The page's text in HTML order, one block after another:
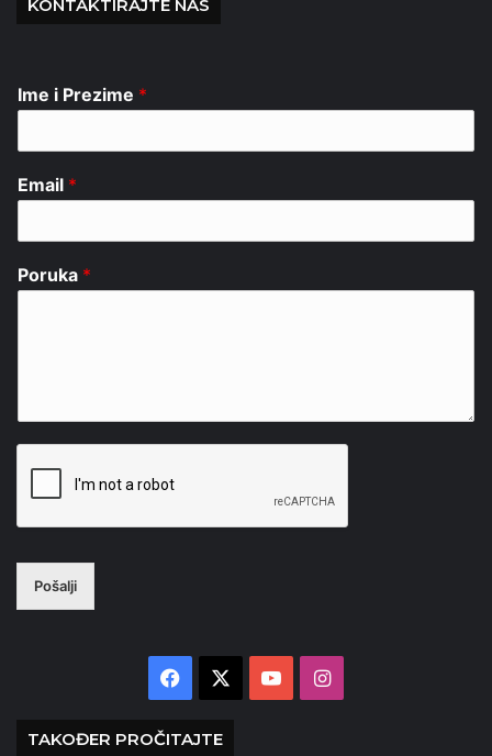
KONTAKTIRAJTE NAS
Ime i Prezime *
Email *
Poruka *
Pošalji
Facebook YouTubeInstagram
TAKOĐER PROČITAJTE